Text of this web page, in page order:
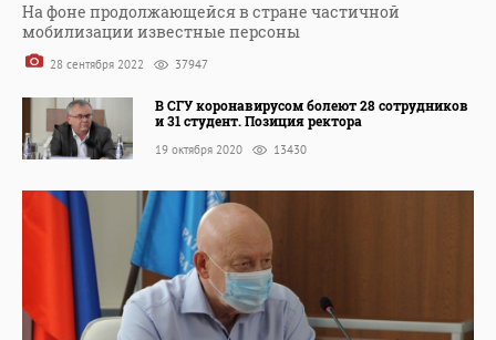
На фоне продолжающейся в стране частичной
мобилизации известные персоны
28 сентября 2022 37947
В СГУ коронавирусом болеют 28 сотрудников
и 31 студент. Позиция ректора
19 октября 2020 13430